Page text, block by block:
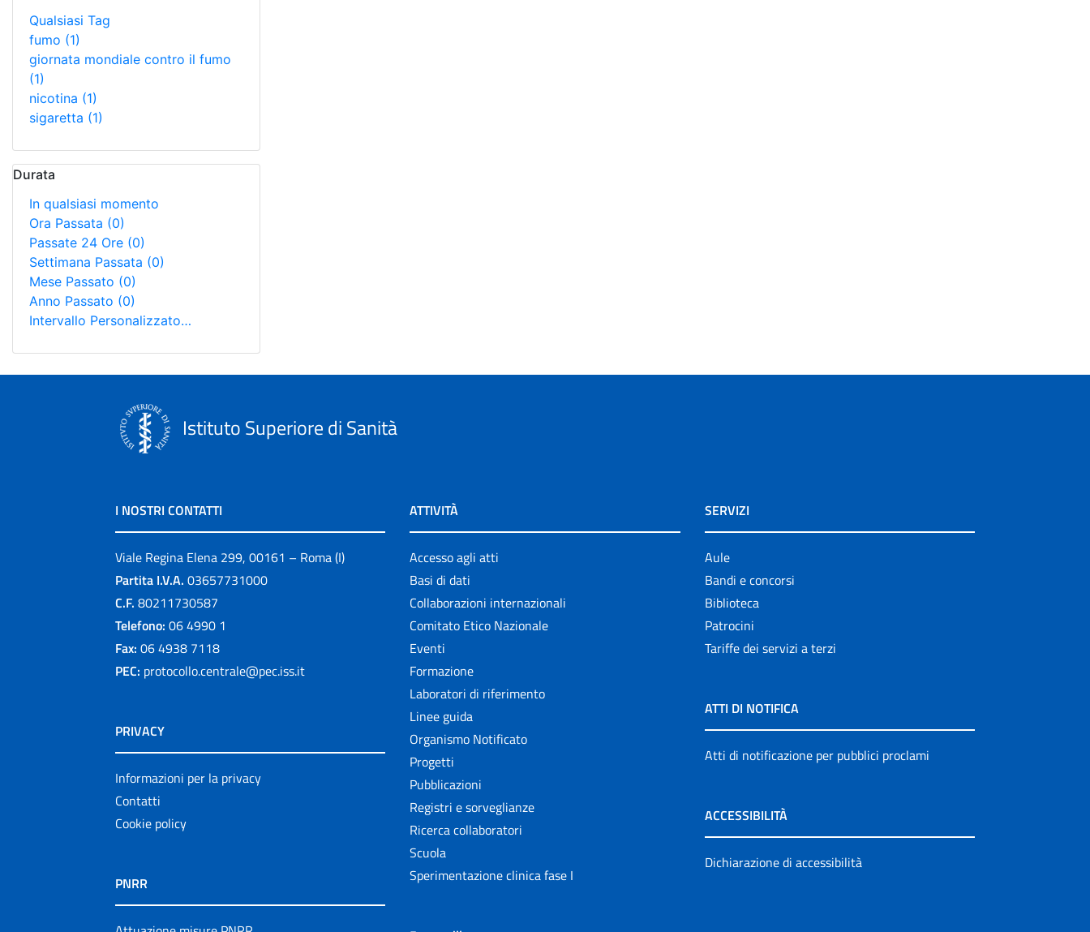
Qualsiasi Tag
fumo (1)
giornata mondiale contro il fumo
(1)
nicotina (1)
sigaretta (1)
Durata
In qualsiasi momento
Ora Passata (0)
Passate 24 Ore (0)
Settimana Passata (0)
Mese Passato (0)
Anno Passato (0)
Intervallo Personalizzato…
Istituto Superiore di Sanità
I NOSTRI CONTATTI
Viale Regina Elena 299, 00161 – Roma (I)
Partita I.V.A. 03657731000
C.F. 80211730587
Telefono: 06 4990 1
Fax: 06 4938 7118
PEC: protocollo.centrale@pec.iss.it
PRIVACY
Informazioni per la privacy
Contatti
Cookie policy
PNRR
ATTIVITÀ
Accesso agli atti
Basi di dati
Collaborazioni internazionali
Comitato Etico Nazionale
Eventi
Formazione
Laboratori di riferimento
Linee guida
Organismo Notificato
Progetti
Pubblicazioni
Registri e sorveglianze
Ricerca collaboratori
Scuola
Sperimentazione clinica fase I
SERVIZI
Aule
Bandi e concorsi
Biblioteca
Patrocini
Tariffe dei servizi a terzi
ATTI DI NOTIFICA
Atti di notificazione per pubblici proclami
ACCESSIBILITÀ
Dichiarazione di accessibilità